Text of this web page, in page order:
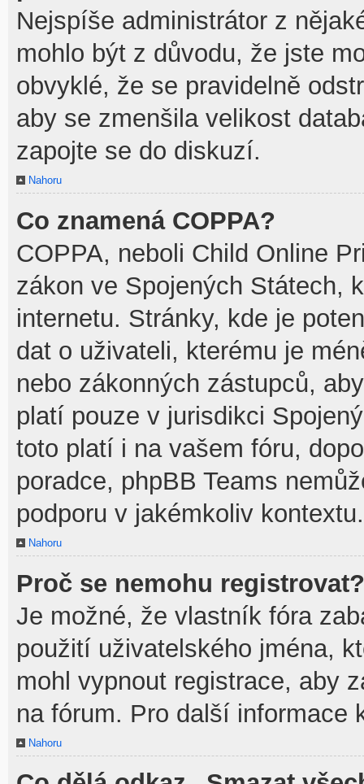
Nejspíše administrátor z
mohlo být z důvodu, že jste
obvyklé, že se pravidelně
aby se zmenšila velikost
zapojte se do diskuzí.
Nahoru
Co znamená COPPA?
COPPA, neboli Child Online
zákon ve Spojených Státech,
internetu. Stránky, kde je
dat o uživateli, kterému je
nebo zákonných zástupců,
platí pouze v jurisdikci
toto platí i na vašem fóru,
poradce, phpBB Teams
podporu v jakémkoliv kontextu.
Nahoru
Proč se nemohu registrovat?
Je možné, že vlastník fóra
použití uživatelského jména,
mohl vypnout registrace, aby
na fórum. Pro další informace
Nahoru